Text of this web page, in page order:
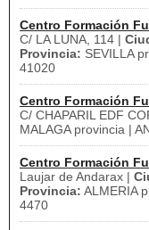
Centro Formación
C/ LA LUNA, 114 |
Provincia: SEVILLA
41020
Centro Formación
C/ CHAPARIL EDF
MALAGA provincia |
Centro Formación
Laujar de Andarax |
Provincia: ALMERIA
4470